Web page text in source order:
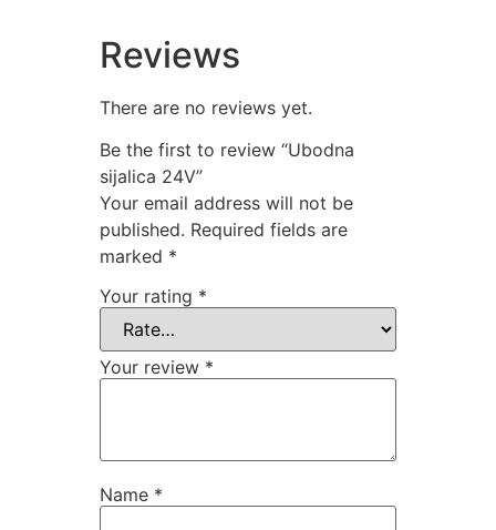
Reviews
There are no reviews yet.
Be the first to review “Ubodna
sijalica 24V”
Your email address will not be
published. Required fields are
marked *
Your rating *
Your review *
Name *